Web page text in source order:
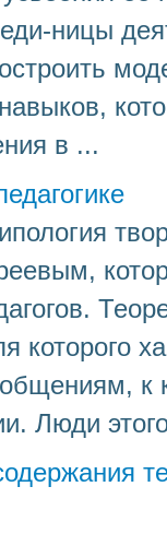
ницы
в ...
которого
к
Люди